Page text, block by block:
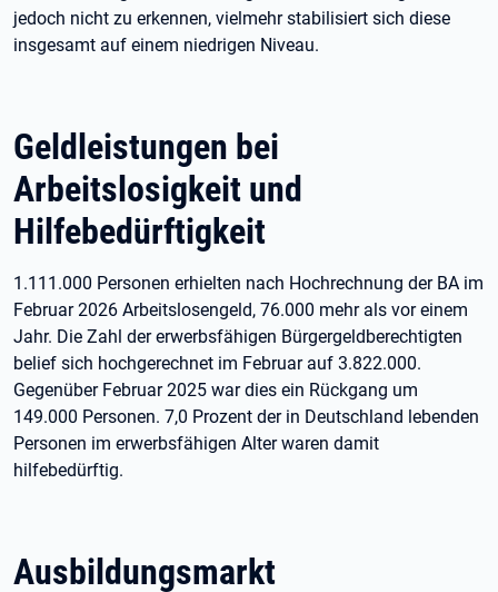
jedoch nicht zu erkennen, vielmehr stabilisiert sich diese
insgesamt auf einem niedrigen Niveau.
Geldleistungen bei
Arbeitslosigkeit und
Hilfebedürftigkeit
1.111.000 Personen erhielten nach Hochrechnung der BA im
Februar 2026 Arbeitslosengeld, 76.000 mehr als vor einem
Jahr. Die Zahl der erwerbsfähigen Bürgergeldberechtigten
belief sich hochgerechnet im Februar auf 3.822.000.
Gegenüber Februar 2025 war dies ein Rückgang um
149.000 Personen. 7,0 Prozent der in Deutschland lebenden
Personen im erwerbsfähigen Alter waren damit
hilfebedürftig.
Ausbildungsmarkt